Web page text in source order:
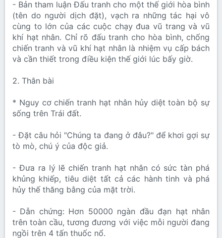
- Bản tham luận Đấu tranh cho một thế giới hòa bình
(tên do người dịch đặt), vạch ra những tác hại vô
cùng to lớn của các cuộc chạy đua vũ trang và vũ
khí hạt nhân. Chỉ rõ đấu tranh cho hòa bình, chống
chiến tranh và vũ khí hạt nhân là nhiệm vụ cấp bách
và cần thiết trong điều kiện thế giới lúc bấy giờ.
2. Thân bài
* Nguy cơ chiến tranh hạt nhân hủy diệt toàn bộ sự
sống trên Trái đất.
- Đặt câu hỏi "Chúng ta đang ở đâu?" để khơi gợi sự
tò mò, chú ý của độc giả.
- Đưa ra lý lẽ chiến tranh hạt nhân có sức tàn phá
khủng khiếp, tiêu diệt tất cả các hành tinh và phá
hủy thế thăng bằng của mặt trời.
- Dẫn chứng: Hơn 50000 ngàn đầu đạn hạt nhân
trên toàn cầu, tương đương với việc mỗi người đang
ngồi trên 4 tấn thuốc nổ.